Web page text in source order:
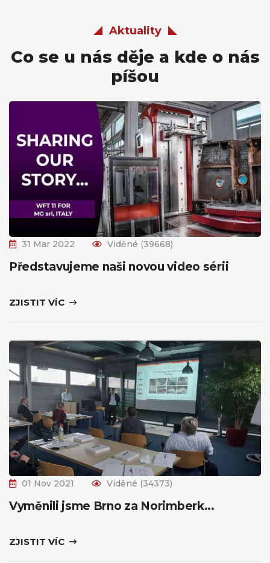
Aktuality
Co se u nás děje a kde o nás
píšou
31 Mar 2022 Viděné (39668)
Představujeme naši novou video sérii
ZJISTIT VÍC
01 Nov 2021 Viděné (34373)
Vyměnili jsme Brno za Norimberk...
ZJISTIT VÍC